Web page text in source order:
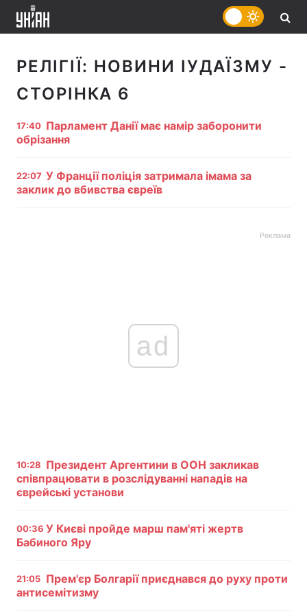
РЕЛІГІЇ: НОВИНИ ІУДАЇЗМУ -
СТОРІНКА 6
17:40 Парламент Данії має намір заборонити
обрізання
22:07 У Франції поліція затримала імама за
заклик до вбивства євреїв
Реклама
ad
10:28 Президент Аргентини в ООН закликав
співпрацювати в розслідуванні нападів на
єврейські установи
00:36 У Києві пройде марш пам'яті жертв
Бабиного Яру
21:05 Прем'єр Болгарії приєднався до руху проти
антисемітизму